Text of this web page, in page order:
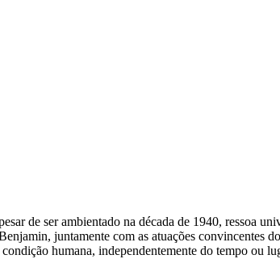
de ser ambientado na década de 1940, ressoa
juntamente com as atuações convincentes
humana, independentemente do tempo ou